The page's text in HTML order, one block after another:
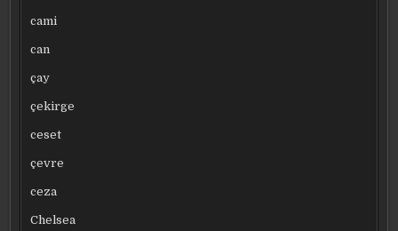
cami
can
çay
çekirge
ceset
çevre
ceza
Chelsea